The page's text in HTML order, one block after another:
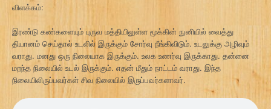
விளக்கம்:
இரண்டு கண்களையும் புருவ மத்தியிலுள்ள மூக்கின் நுனியில் வைத்து
தியானம் செய்தால் உடலில் இருக்கும் சோர்வு நீங்கிவிடும். உடலுக்கு அழிவும்
வராது. மனது ஒரு நிலையாக இருக்கும். உலக உணர்வு இருக்காது. தன்னை
மறந்த நிலையில் உடல் இருக்கும். எதன் மீதும் நாட்டம் வராது. இந்த
நிலையிலிருப்பவர்கள் சிவ நிலையில் இருப்பவர்களாவர்.